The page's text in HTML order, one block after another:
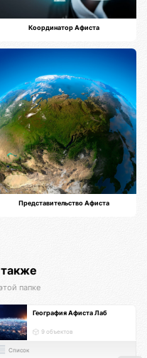
Координатор Афиста
Представительство Афиста
папке
География Афиста Лаб
9 объектов
Список